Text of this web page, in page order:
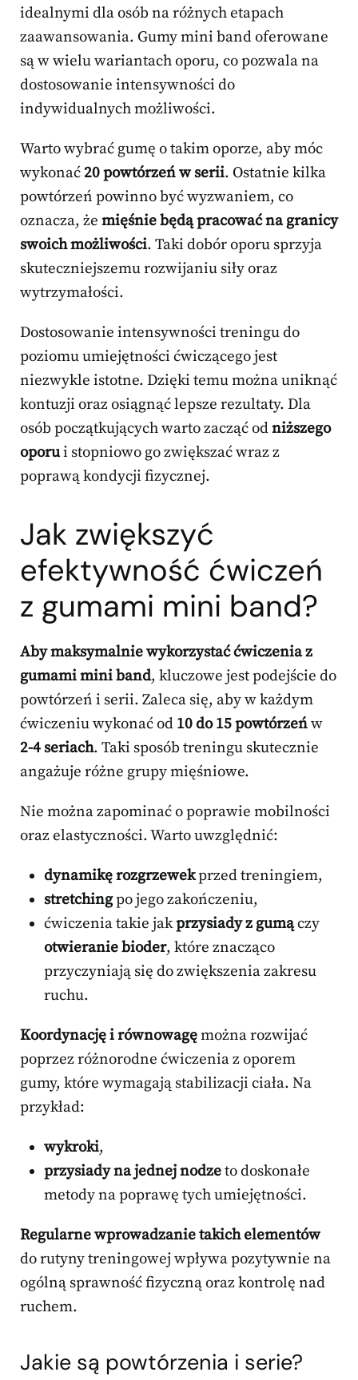
idealnymi dla osób na różnych etapach
zaawansowania. Gumy mini band oferowane
są w wielu wariantach oporu, co pozwala na
dostosowanie intensywności do
indywidualnych możliwości.
Warto wybrać gumę o takim oporze, aby móc
wykonać 20 powtórzeń w serii. Ostatnie kilka
powtórzeń powinno być wyzwaniem, co
oznacza, że mięśnie będą pracować na granicy
swoich możliwości. Taki dobór oporu sprzyja
skuteczniejszemu rozwijaniu siły oraz
wytrzymałości.
Dostosowanie intensywności treningu do
poziomu umiejętności ćwiczącego jest
niezwykle istotne. Dzięki temu można uniknąć
kontuzji oraz osiągnąć lepsze rezultaty. Dla
osób początkujących warto zacząć odniższego
oporui stopniowo go zwiększać wraz z
poprawą kondycji fizycznej.
Jak zwiększyć
efektywność ćwiczeń
z gumami mini band?
Aby maksymalnie wykorzystać ćwiczenia z
gumami mini band, kluczowe jest podejście do
powtórzeń i serii. Zaleca się, aby w każdym
ćwiczeniu wykonać od 10 do 15 powtórzeńw
2-4 seriach. Taki sposób treningu skutecznie
angażuje różne grupy mięśniowe.
Nie można zapominać o poprawie mobilności
oraz elastyczności. Warto uwzględnić:
dynamikę rozgrzewekprzed treningiem,
stretchingpo jego zakończeniu,
ćwiczenia takie jakprzysiady z gumączy
otwieranie bioder, które znacząco
przyczyniają się do zwiększenia zakresu
ruchu.
Koordynację i równowagęmożna rozwijać
poprzez różnorodne ćwiczenia z oporem
gumy, które wymagają stabilizacji ciała. Na
przykład:
wykroki,
przysiady na jednej nodzeto doskonałe
metody na poprawę tych umiejętności.
Regularne wprowadzanie takich elementów
do rutyny treningowej wpływa pozytywnie na
ogólną sprawność fizyczną oraz kontrolę nad
ruchem.
Jakie są powtórzenia i serie?